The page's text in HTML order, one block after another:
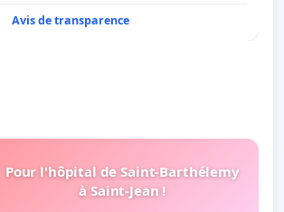
Avis de transparence
Pour l'hôpital de Saint-Barthélemy
à Saint-Jean !